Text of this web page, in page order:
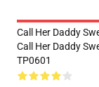
Call Her Daddy
Call Her Daddy
TP0601